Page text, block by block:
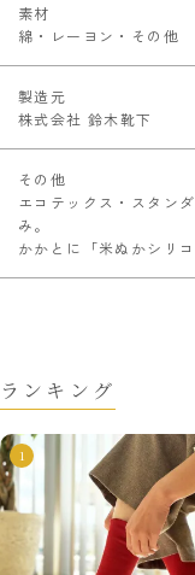
素材
綿・レーヨン・その他
製造元
株式会社 鈴木靴下
その他
エコテックス・スタン
み。
かかとに「米ぬかシリ
ランキング